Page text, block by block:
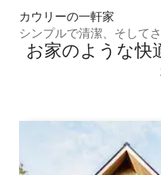
カウリーの一軒家
シンプルで清潔、そして
お家のような快⁠